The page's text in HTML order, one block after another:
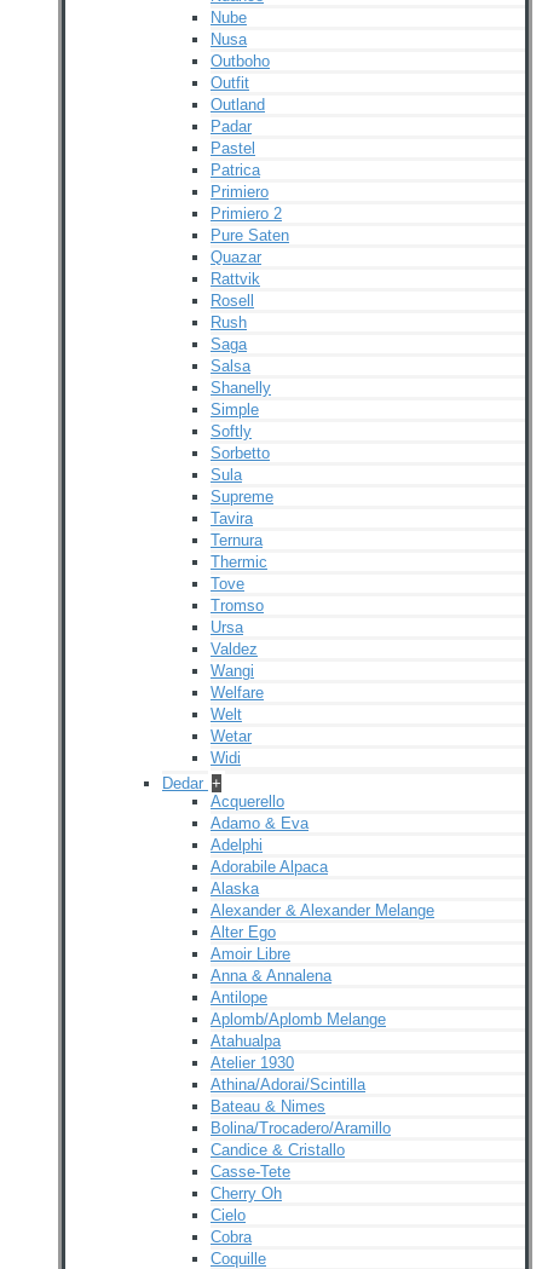
Nube
Nusa
Outboho
Outfit
Outland
Padar
Pastel
Patrica
Primiero
Primiero 2
Pure Saten
Quazar
Rattvik
Rosell
Rush
Saga
Salsa
Shanelly
Simple
Softly
Sorbetto
Sula
Supreme
Tavira
Ternura
Thermic
Tove
Tromso
Ursa
Valdez
Wangi
Welfare
Welt
Wetar
Widi
Dedar +
Acquerello
Adamo & Eva
Adelphi
Adorabile Alpaca
Alaska
Alexander & Alexander Melange
Alter Ego
Amoir Libre
Anna & Annalena
Antilope
Aplomb/Aplomb Melange
Atahualpa
Atelier 1930
Athina/Adorai/Scintilla
Bateau & Nimes
Bolina/Trocadero/Aramillo
Candice & Cristallo
Casse-Tete
Cherry Oh
Cielo
Cobra
Coquille